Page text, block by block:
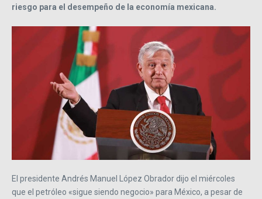
riesgo para el desempeño de la economía mexicana.
El presidente Andrés Manuel López Obrador dijo el miércoles
que el petróleo «sigue siendo negocio» para México, a pesar de